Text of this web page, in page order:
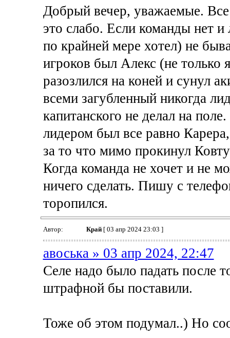
Добрый вечер, уважаемые.
это слабо. Если команды нет и
по крайней мере хотел) не
игроков был Алекс (не только
разозлился на коней и сунул
всеми загубленный никогда
капитанского не делал на
лидером был все равно
за то что мимо прокинул
Когда команда не хочет и не
ничего сделать. Пишу с
торопился.
Автор: Край[ 03 апр 2024 23:03 ]
авоська » 03 апр 2024, 22:47
Селе надо было падать после
штрафной бы поставили.
Тоже об этом подумал..) Но